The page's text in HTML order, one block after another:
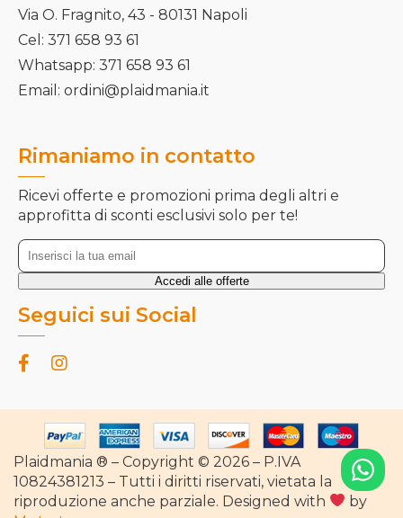
Via O. Fragnito, 43 - 80131 Napoli
Cel: 371 658 93 61
Whatsapp: 371 658 93 61
Email: ordini@plaidmania.it
Rimaniamo in contatto
Ricevi offerte e promozioni prima degli altri e
approfitta di sconti esclusivi solo per te!
Seguici sui Social
Plaidmania ® – Copyright © 2026 – P.IVA
10824381213 – Tutti i diritti riservati, vietata la
riproduzione anche parziale. Designed with
by